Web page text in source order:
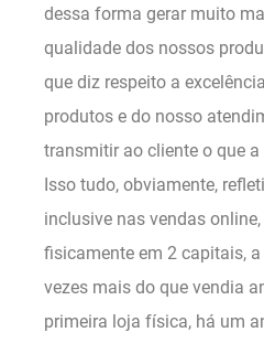
dessa forma gerar muito
qualidade dos nossos
que diz respeito a
produtos e do nosso
transmitir ao cliente o que a
Isso tudo, obviamente,
inclusive nas vendas
fisicamente em 2 capitais,
vezes mais do que vendia
primeira loja física, há um